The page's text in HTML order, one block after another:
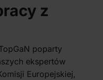
z
poparty
ekspertów
Europejskiej,